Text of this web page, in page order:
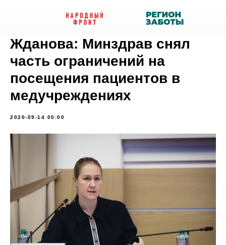
Жданова: Минздрав снял
часть ограничений на
посещения пациентов в
медучреждениях
2020-09-14 00:00